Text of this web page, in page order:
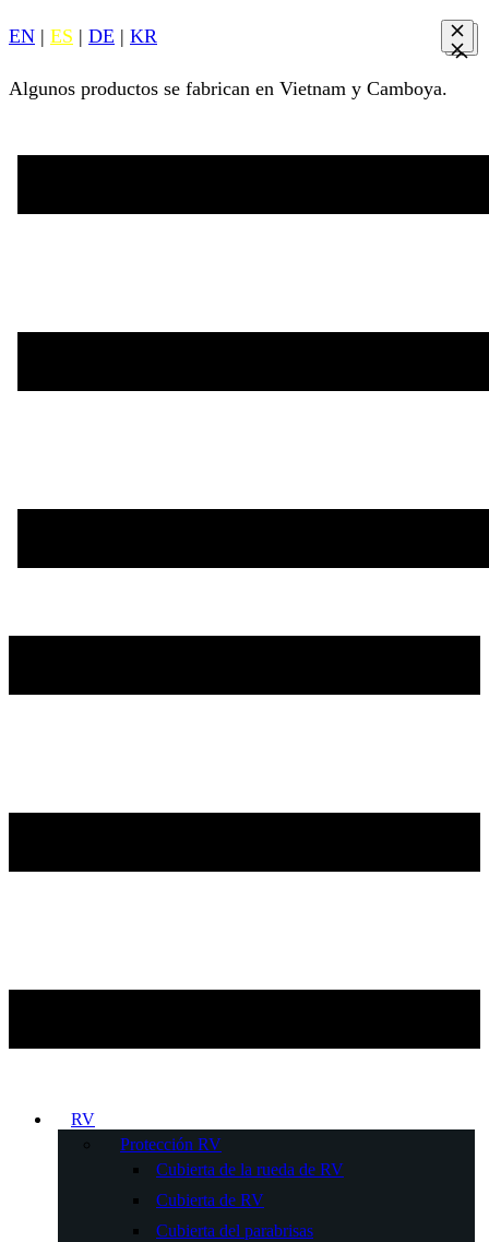
EN | ES | DE | KR
Algunos productos se fabrican en Vietnam y Camboya.
RV
Protección RV
Cubierta de la rueda de RV
Cubierta de RV
Cubierta del parabrisas